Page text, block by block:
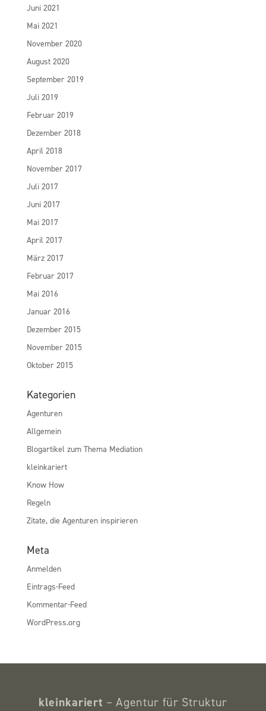
Juni 2021
Mai 2021
November 2020
August 2020
September 2019
Juli 2019
Februar 2019
Dezember 2018
April 2018
November 2017
Juli 2017
Juni 2017
Mai 2017
April 2017
März 2017
Februar 2017
Mai 2016
Januar 2016
Dezember 2015
November 2015
Oktober 2015
Kategorien
Agenturen
Allgemein
Blogartikel zum Thema Mediation
kleinkariert
Know How
Regeln
Zitate, die Agenturen inspirieren
Meta
Anmelden
Eintrags-Feed
Kommentar-Feed
WordPress.org
kleinkariert – Agentur für Struktur